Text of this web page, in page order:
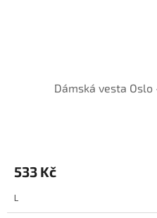
Dámská vesta Oslo
533 Kč
L